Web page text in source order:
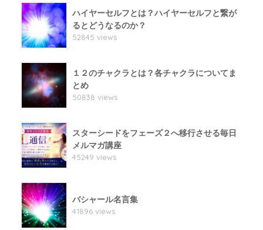
ハイヤーセルフとは？ハイヤーセルフと繋が
るとどうなるのか？
52845 views
１２のチャクラとは？各チャクラについてま
とめ
50838 views
スターシードをフェーズ２へ移行させる毎日
メルマガ講座
45249 views
バシャール名言集
41896 views